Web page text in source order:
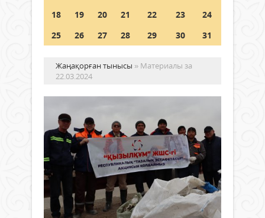
18
19 20 21 22 23
24
25
26 27 28 29 30 31
Жаңақорған тынысы » Материалы за
22.03.2024
Жаңалықтар
22 наурыз
2024 ж.
565
0
Толығырақ